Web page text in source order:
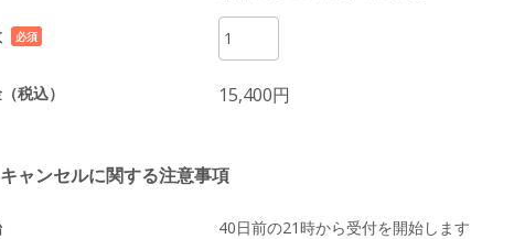
必須
税込） 15,400円
ャンセルに関する注意事項
40日前の21時から受付を開始します